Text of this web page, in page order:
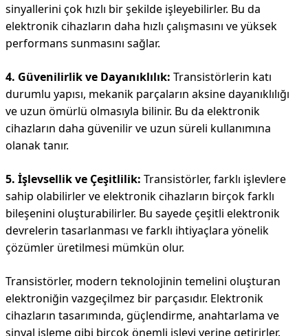
sinyallerini çok hızlı bir şekilde işleyebilirler. Bu da
elektronik cihazların daha hızlı çalışmasını ve yüksek
performans sunmasını sağlar.
4. Güvenilirlik ve Dayanıklılık: Transistörlerin katı
durumlu yapısı, mekanik parçaların aksine dayanıklılığı
ve uzun ömürlü olmasıyla bilinir. Bu da elektronik
cihazların daha güvenilir ve uzun süreli kullanımına
olanak tanır.
5. İşlevsellik ve Çeşitlilik: Transistörler, farklı işlevlere
sahip olabilirler ve elektronik cihazların birçok farklı
bileşenini oluşturabilirler. Bu sayede çeşitli elektronik
devrelerin tasarlanması ve farklı ihtiyaçlara yönelik
çözümler üretilmesi mümkün olur.
Transistörler, modern teknolojinin temelini oluşturan
elektroniğin vazgeçilmez bir parçasıdır. Elektronik
cihazların tasarımında, güçlendirme, anahtarlama ve
sinyal işleme gibi birçok önemli işlevi yerine getirirler.